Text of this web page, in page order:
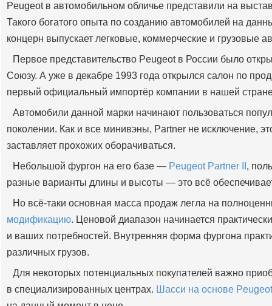
Peugeot в автомобильном обличье представили на
Такого богатого опыта по созданию автомобилей на
концерн выпускает легковые, коммерческие и грузовые
Первое представительство Peugeot в России было
Союзу. А уже в декабре 1993 года открылся салон по
первый официальный импортёр компании в нашей
Автомобили данной марки начинают пользоваться
поколении. Как и все минивэны, Partner не исключение,
заставляет прохожих оборачиваться.
Небольшой фургон на его базе — Peugeot Partner II ,
разные варианты длины и высоты — это всё
Но всё-таки основная масса продаж легла на
модификацию. Ценовой диапазон начинается
и ваших потребностей. Внутренняя форма фургона
различных грузов.
Для некоторых потенциальных покупателей важно
в специализированных центрах. Шасси на основе